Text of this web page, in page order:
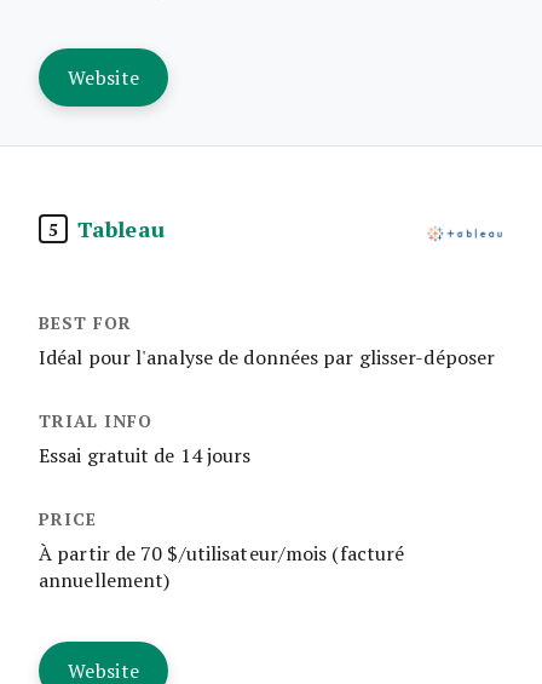
Website
5 Tableau
Idéal pour l'analyse de données par glisser-déposer
Essai gratuit de 14 jours
À partir de 70 $/utilisateur/mois (facturé
annuellement)
Website